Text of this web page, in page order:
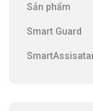
Sản phẩm
Smart Guard